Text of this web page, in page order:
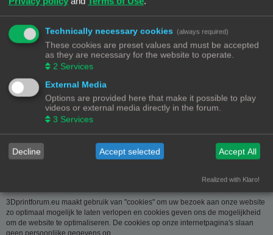
Gegevensbeschermingsautoriteit
(www.privacycommission.be
- Drukpersstraat 35 te 1000 Brussel). Meer
informatie over de manier waarop 3DPrintforum.eu omgaat met uw gegevens
vindt u in het algemeen beleid inzake gegevensbescherming. Door de
toegang tot en het gebruik van de website verklaart u zich uitdrukkelijk akkoord
met de volgende algemene voorwaarden:
Aansprakelijkheid
De op deze website beschikbaar gestelde informatie is met de grootste zorg
samengesteld. Uiteraard is deze informatie richtinggevend en door de
beknoptheid niet altijd volledig. Voor verdere en concrete uitleg kan u met
welke vorm dan ook die voortvloeit uit het gebruik van de aangeboden
informatie.
3Dprintforum.eu maakt gebruik van "cookies" om uw bezoek aan onze website
zo optimaal mogelijk te laten verlopen en cookies geven ons de mogelijkheid
om de website te optimaliseren. De cookies op onze internetpagina's slaan
geen persoonlijke gegevens op.
Technically necessary cookies (always required)
These cookies are preset values and must be accepted
as they are necessary for the website to operate.
2 Services
External Media
Options are provided here that make it possible to play
videos or external media directly in the forum.
3 Services
Decline Accept selected Accept All
Realized with Klaro!